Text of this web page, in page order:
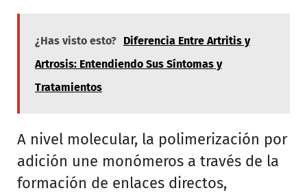
¿Has visto esto? Diferencia Entre Artritis y
Artrosis: Entendiendo Sus Síntomas y
Tratamientos
A nivel molecular, la polimerización por
adición une monómeros a través de la
formación de enlaces directos,